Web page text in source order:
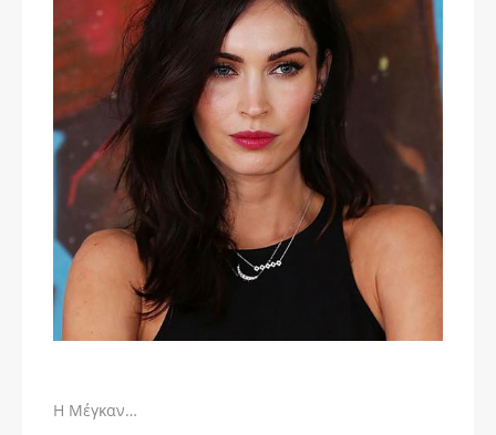
Η Μέγκαν…